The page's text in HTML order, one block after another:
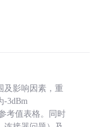
及影响因素，重
-3dBm
考值表格。同时